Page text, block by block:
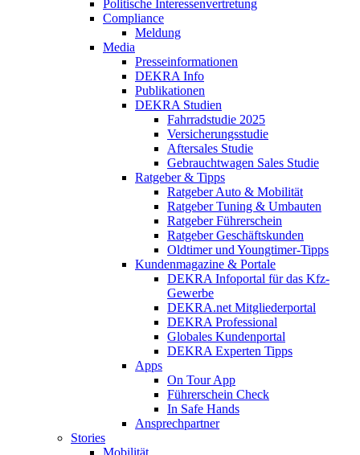
Politische Interessenvertretung
Compliance
Meldung
Media
Presseinformationen
DEKRA Info
Publikationen
DEKRA Studien
Fahrradstudie 2025
Versicherungsstudie
Aftersales Studie
Gebrauchtwagen Sales Studie
Ratgeber & Tipps
Ratgeber Auto & Mobilität
Ratgeber Tuning & Umbauten
Ratgeber Führerschein
Ratgeber Geschäftskunden
Oldtimer und Youngtimer-Tipps
Kundenmagazine & Portale
DEKRA Infoportal für das Kfz-
Gewerbe
DEKRA.net Mitgliederportal
DEKRA Professional
Globales Kundenportal
DEKRA Experten Tipps
Apps
On Tour App
Führerschein Check
In Safe Hands
Ansprechpartner
Stories
Mobilität